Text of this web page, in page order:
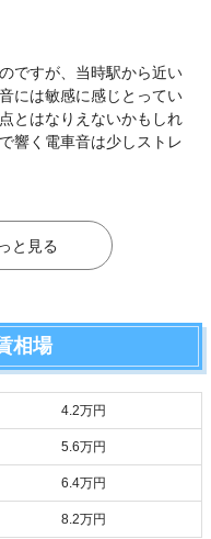
ですが、当時駅から近い
には敏感に感じとってい
とはなりえないかもしれ
響く電車音は少しストレ
と見る
相場
4.2万円
5.6万円
6.4万円
8.2万円